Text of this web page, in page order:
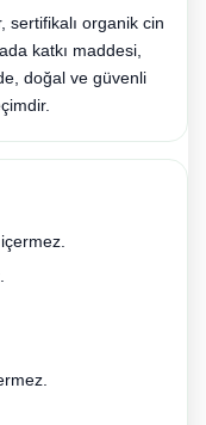
sertifikalı organik cin
katkı maddesi,
doğal ve güvenli